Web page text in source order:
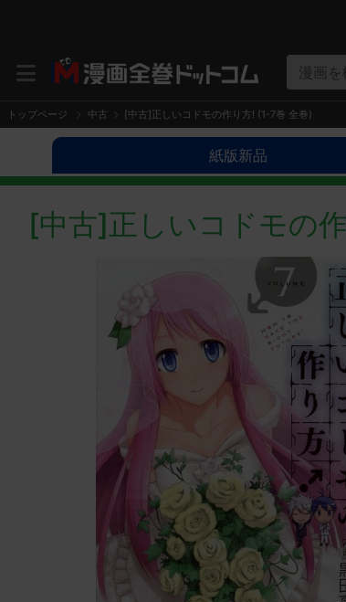
漫画を
トップページ 中古 [中古]正しいコドモの作り方! (1-7巻 全巻)
紙版新品
[中古]正しいコドモの